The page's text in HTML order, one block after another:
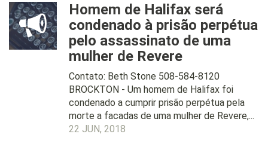
Homem de Halifax será
condenado à prisão perpétua
pelo assassinato de uma
mulher de Revere
Contato: Beth Stone 508-584-8120
BROCKTON - Um homem de Halifax foi
condenado a cumprir prisão perpétua pela
morte a facadas de uma mulher de Revere,...
22 JUN, 2018